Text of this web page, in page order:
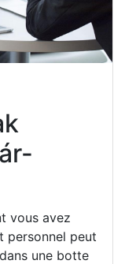
vous avez
personnel peut
une botte